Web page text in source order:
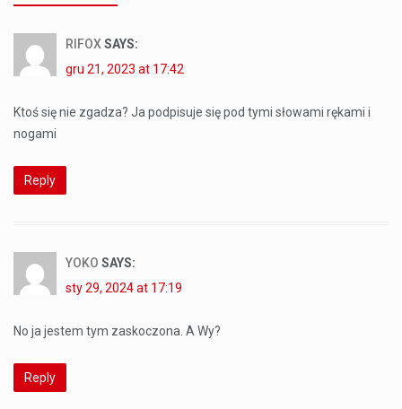
RIFOXSAYS:
gru 21, 2023 at 17:42
Ktoś się nie zgadza? Ja podpisuje się pod tymi słowami rękami i
nogami
Reply
YOKO SAYS:
sty 29, 2024 at 17:19
No ja jestem tym zaskoczona. A Wy?
Reply